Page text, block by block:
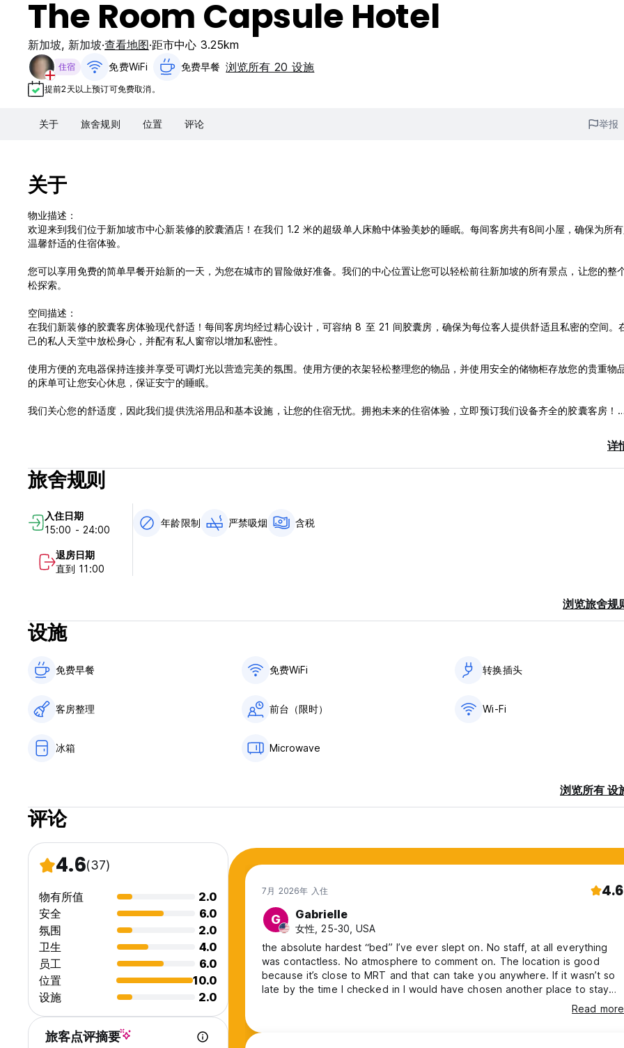
The Room Capsule Hotel
新加坡, 新加坡 查看地图 距市中心 3.25km
住宿 免费WiFi 免费早餐‎ 浏览所有 20 设施
提前2天以上预订可免费取消。
关于 旅舍规则 位置 评论 举报
关于
物业描述：
欢迎来到我们位于新加坡市中心新装修的胶囊酒店！在我们 1.2 米的超级单人床舱中体验美妙的睡眠。每间客房共有8间小屋，确保为所
温馨舒适的住宿体验。
您可以享用免费的简单早餐开始新的一天，为您在城市的冒险做好准备。我们的中心位置让您可以轻松前往新加坡的所有景点，让您的整
松探索。
空间描述：
在我们新装修的胶囊客房体验现代舒适！每间客房均经过精心设计，可容纳 8 至 21 间胶囊房，确保为每位客人提供舒适且私密的空间。
己的私人天堂中放松身心，并配有私人窗帘以增加私密性。
使用方便的充电器保持连接并享受可调灯光以营造完美的氛围。使用方便的衣架轻松整理您的物品，并使用安全的储物柜存放您的贵重物
的床单可让您安心休息，保证安宁的睡眠。
我们关心您的舒适度，因此我们提供洗浴用品和基本设施，让您的住宿无忧。拥抱未来的住宿体验，立即预订我们设备齐全的胶囊客房！
我们的胶囊客房位于充满活力的街区，地理位置优越，可让您体验两全其美的体验！步行 2 分钟即可到达加冷地铁站，轻松前往新加坡的
点，尽享便利。
园，感受自然与城市魅力的融合，沉浸在当地文化之中。
从正宗的当地餐厅到美味的中式菜肴、舒适的咖啡馆和热闹的酒吧，一系列的餐饮选择可满足您的味蕾。日落时分，街区的夜生活变得生
为各种喜好提供各种娱乐选择。如果您想购物或购买最后一刻的必需品，附近的排水商店和便利店将为您提供便利。
请注意，由于我们位于中心位置，可能会产生交通噪音。然而，该社区充满活力的氛围及其提供的便利足以弥补这一点。从我们的胶囊客
交通：
得益于我们的中心位置和便利的交通网络，在新加坡芽笼路 77 号的胶囊客房内游览非常轻松。
对于那些想要高效探索这座城市的人来说，您会很高兴地知道芽笼地区可以方便地前往各个当地景点。无论您是文化爱好者、美食爱好者
家，您都会在附近找到适合您兴趣的东西。
**公共交通：** 我们位置便利，步行 2 分钟即可到达附近的加冷地铁站。您可直接前往新加坡广泛的地铁网络，轻松前往滨海湾金沙、
圣淘沙岛等标志性目的地。此外，众多巴士站和巴士线路距离我们仅几步之遥，确保您有多种选择方便地探索这座城市。
**当地景点：** 悠闲漫步前往充满活力的新加坡体育场和宁静的加冷河滨公园等景点，沉浸在新加坡丰富的文化中，这些景点都在步行范
芽笼地区提供多种餐饮选择，提供传统风味和国际美食，深入体验当地美食。
**进一步探索：** 如果您热衷于探索周边地区以外的地方，请放心，我们的中心位置将是一个绝佳的起点。您会发现自己与新加坡的主要
无论您来这里是为了商务还是休闲，我们位于芽笼路 77 号的胶囊客房都为您提供了一个战略枢纽，让您能够轻松游览新加坡的奇观。您
旅就从我们家门口开始。
方向：
欢迎来到新加坡！从樟宜机场前往 The Room Capsule Hotel（芽笼路 77 号）：
1. 在东西线 (EWL) 的樟宜机场地铁站 (CG2) 搭乘地铁。
2. 前往丹那美拉地铁站 (EW4) 并在那里下车。
3. 在丹那美拉地铁站 (Tanah Merah MRT Station) 换乘开往裕群 (Joo Koon) 方向的绿线 (EWL)。
4. 乘车直至到达加冷地铁站 (EW10)。
5. 从B出口出站。
6. 沿着Lorong 1 Geylang 步行，The Room Capsule Hotel（77 Geylang Road）就在您的左边。
车程约 25-30 分钟。祝您在新加坡逗留愉快！
与嘉宾互动：
详
旅舍规则
入住日期
15:00 - 24:00
退房日期
直到 11:00
年龄限制 严禁吸烟 含税
浏览旅舍规
设施
免费早餐‎ 免费WiFi 转换插头
客房整理 前台（限时） Wi-Fi
冰箱 Microwave
浏览所有 设
评论
4.6(37)
物有所值
2.0
安全
6.0
氛围
2.0
卫生
4.0
员工
6.0
位置
10.0
设施
2.0
旅客点评摘要
7月 2026年 入住 4.6
G Gabrielle
女性, 25-30, USA
the absolute hardest “bed” I’ve ever slept on. No staff, at all everything
was contactless. No atmosphere to comment on. The location is good
because it’s close to MRT and that can take you anywhere. If it wasn’t so
late by the time I checked in I would have chosen another place to stay
because the bed was so terrible. No luggage room, just sits in lobby
where anyone off the street can walk into. A sign instructed you to label
Read more